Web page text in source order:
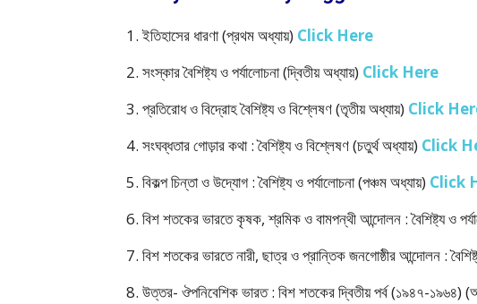
ইতিহাসের ধারণা (প্রথম অধ্যায়) Click Here
সংস্কার বৈশিষ্ট্য ও পর্যালোচনা (দ্বিতীয় অধ্যায়) Click Here
প্রতিরোধ ও বিদ্রোহ বৈশিষ্ট্য ও বিশ্লেষণ (তৃতীয় অধ্যায়) Click
সংঘব্ধতার গোড়ার কথা : বৈশিষ্ট্য ও বিশ্লেষণ (চতুর্থ অধ্যায়) Click
বিকল্প চিন্তা ও উদ্যোগ : বৈশিষ্ট্য ও পর্যালোচনা (পঞ্চম অধ্যায়) Click
বিশ শতকের ভারতে কৃষক, শ্রমিক ও বামপন্থী আন্দোলন : বৈশিষ্ট্য ও
বিশ শতকের ভারতে নারী, ছাত্র ও প্রান্তিক জনগোষ্ঠীর আন্দোলন :
উত্তর- ঔপনিবেশিক ভারত : বিশ শতকের দ্বিতীয় পর্ব (১৯৪৭-১৯৬৪)